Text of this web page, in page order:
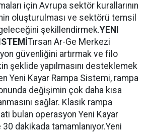
için Avrupa sektör kurallarının
oluşturulması ve sektörü temsil
şekillendirmek.YENI
Tırsan Ar-Ge Merkezi
güvenliğini artırmak ve filo
şeklide yapılmasını desteklemek
Yeni Kayar Rampa Sistemi, rampa
değişimin çok daha kısa
sağlar. Klasik rampa
bulan operasyon Yeni Kayar
dakikada tamamlanıyor.Yeni